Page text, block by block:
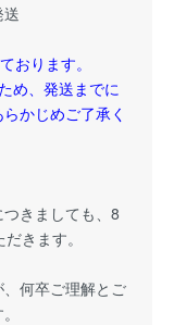
おります。
め、発送までに
かじめご了承く
きましても、8
きます。
何卒ご理解とご